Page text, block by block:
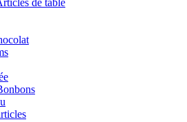
de table